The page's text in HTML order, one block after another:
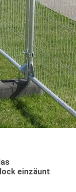
einzäunt